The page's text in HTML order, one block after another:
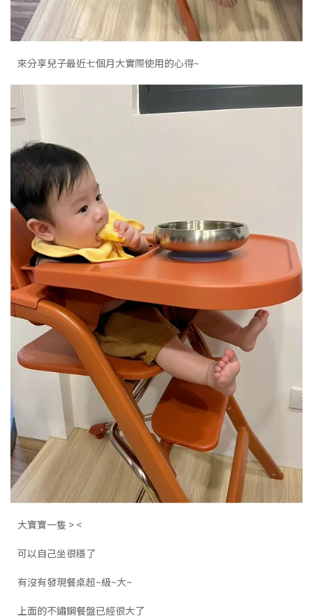
來分享兒子最近七個月大實際使用的心得~
大寶寶一隻 > <
可以自己坐很穩了
有沒有發現餐桌超~級~大~
上面的不鏽鋼餐盤已經很大了